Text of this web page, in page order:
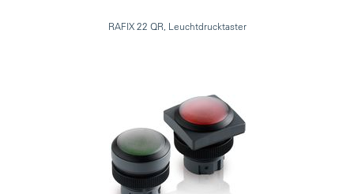
RAFIX 22 QR, Leuchtdrucktaster